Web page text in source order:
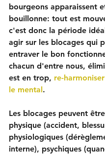
bourgeons apparaissent
bouillonne: tout est
c'est donc la période
agir sur les blocages qui
entraver le bon
chacun d'entre nous,
est en trop, re-
le mental.
Les blocages peuvent
physique (accident,
physiologiques
interne), psychiques